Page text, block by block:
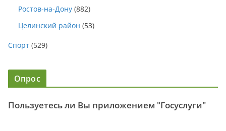
Ростов-на-Дону (882)
Целинский район (53)
Спорт (529)
Опрос
Пользуетесь ли Вы приложением "Госуслуги"